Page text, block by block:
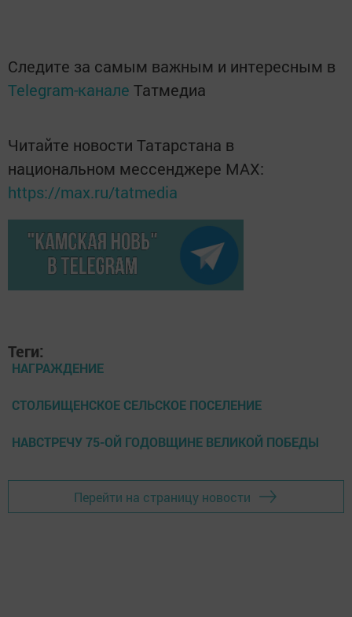
Следите за самым важным и интересным в
Telegram-канале Татмедиа
Читайте новости Татарстана в
национальном мессенджере MАХ:
https://max.ru/tatmedia
Теги:
НАГРАЖДЕНИЕ
СТОЛБИЩЕНСКОЕ СЕЛЬСКОЕ ПОСЕЛЕНИЕ
НАВСТРЕЧУ 75-ОЙ ГОДОВЩИНЕ ВЕЛИКОЙ ПОБЕДЫ
Перейти на страницу новости